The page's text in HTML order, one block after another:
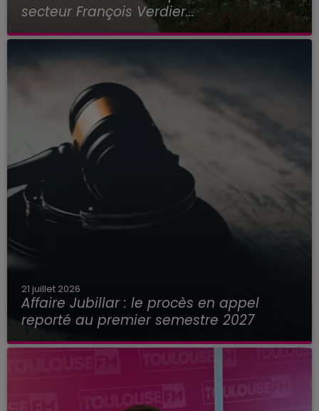
secteur François Verdier...
21 juillet 2026
Affaire Jubillar : le procès en appel
reporté au premier semestre 2027